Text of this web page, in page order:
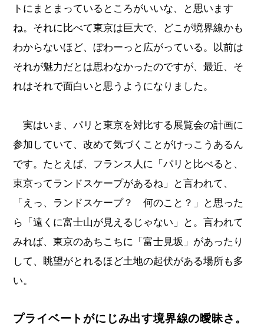
トにまとまっているところがいいな、と思います
ね。それに比べて東京は巨大で、どこが境界線かも
わからないほど、ぼわーっと広がっている。以前は
それが魅力だとは思わなかったのですが、最近、そ
れはそれで面白いと思うようになりました。
実はいま、パリと東京を対比する展覧会の計画に
参加していて、改めて気づくことがけっこうあるん
です。たとえば、フランス人に「パリと比べると、
東京ってランドスケープがあるね」と言われて、
「えっ、ランドスケープ？ 何のこと？」と思った
ら「遠くに富士山が見えるじゃない」と。言われて
みれば、東京のあちこちに「富士見坂」があったり
して、眺望がとれるほど土地の起伏がある場所も多
い。
プライベートがにじみ出す境界線の曖昧さ。